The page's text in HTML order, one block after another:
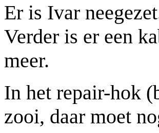
Er is Ivar
Verder is er een
meer.
In het repair-hok
zooi, daar moet